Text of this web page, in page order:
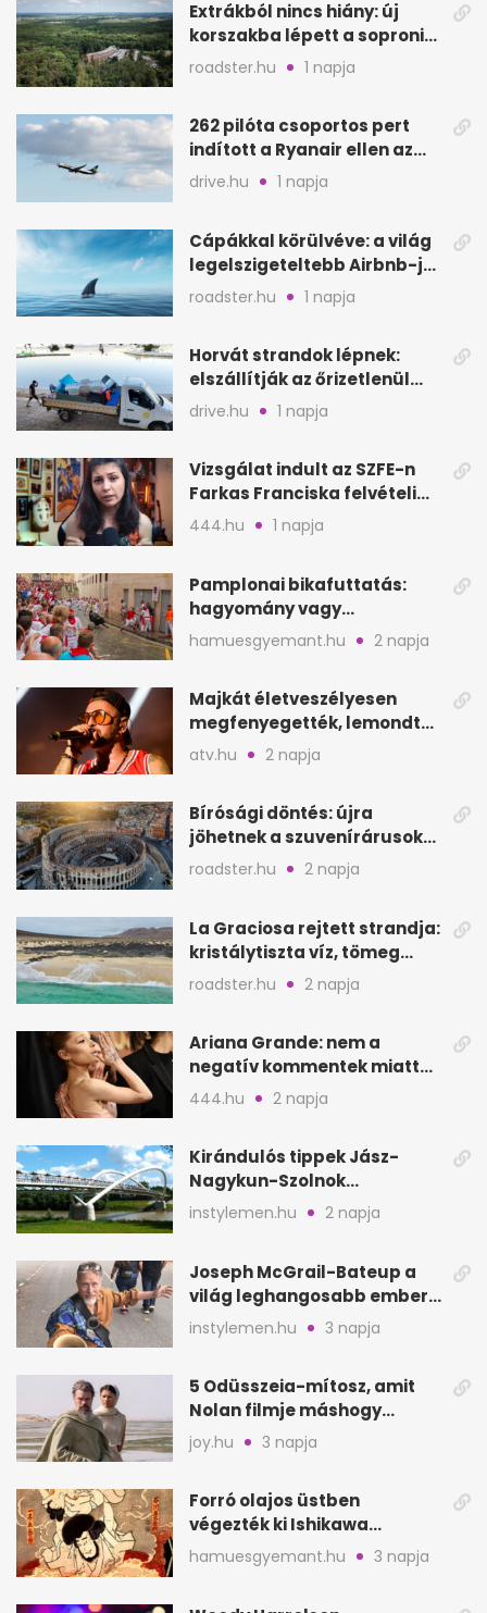
Extrákból nincs hiány: új
korszakba lépett a soproni
Fagus Hotel
roadster.hu 1 napja
262 pilóta csoportos pert
indított a Ryanair ellen az
Egyesült Királyságban
drive.hu 1 napja
Cápákkal körülvéve: a világ
legelszigeteltebb Airbnb-je
a nyílt tengeren
roadster.hu 1 napja
Horvát strandok lépnek:
elszállítják az őrizetlenül
hagyott törölközőket
drive.hu 1 napja
Vizsgálat indult az SZFE-n
Farkas Franciska felvételi
videója után
444.hu 1 napja
Pamplonai bikafuttatás:
hagyomány vagy
értelmetlen vérontás?
hamuesgyemant.hu 2 napja
Majkát életveszélyesen
megfenyegették, lemondta
a sepsiszentgyörgyi
atv.hu 2 napja
Bírósági döntés: újra
jöhetnek a szuvenírárusok
Európa ikonikus helyére
roadster.hu 2 napja
La Graciosa rejtett strandja:
kristálytiszta víz, tömeg
nélkül
roadster.hu 2 napja
Ariana Grande: nem a
negatív kommentek miatt
vonul vissza
444.hu 2 napja
Kirándulós tippek Jász-
Nagykun-Szolnok
megyében: 6 kihagyhatatlan
hely
instylemen.hu 2 napja
Joseph McGrail-Bateup a
világ leghangosabb embere
lett Ausztráliából
instylemen.hu 3 napja
5 Odüsszeia-mítosz, amit
Nolan filmje máshogy
mutat, mint Homérosz
joy.hu 3 napja
Forró olajos üstben
végezték ki Ishikawa
Goemont, Japán Robin
Hoodját
hamuesgyemant.hu 3 napja